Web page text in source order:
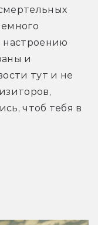
настроению
и
тут и не
чтоб тебя в